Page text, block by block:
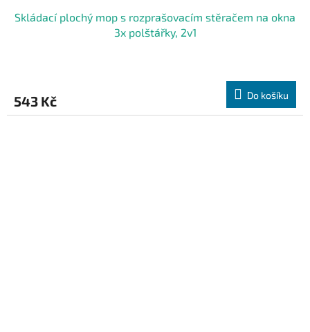
Skládací plochý mop s rozprašovacím stěračem na okna
3x polštářky, 2v1
543 Kč Do košíku